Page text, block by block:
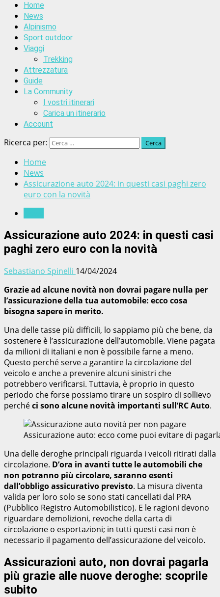
Home
News
Alpinismo
Sport outdoor
Viaggi
Trekking
Attrezzatura
Guide
La Community
I vostri itinerari
Carica un itinerario
Account
Ricerca per:
Home
News
Assicurazione auto 2024: in questi casi paghi zero
euro con la novità
Assicurazione auto 2024: in questi casi
paghi zero euro con la novità
Sebastiano Spinelli 14/04/2024
Grazie ad alcune novità non dovrai pagare nulla per
l’assicurazione della tua automobile: ecco cosa
bisogna sapere in merito.
Una delle tasse più difficili, lo sappiamo più che bene, da
sostenere è l’assicurazione dell’automobile. Viene pagata
da milioni di italiani e non è possibile farne a meno.
Questo perché serve a garantire la circolazione del
veicolo e anche a prevenire alcuni sinistri che
potrebbero verificarsi. Tuttavia, è proprio in questo
periodo che forse possiamo tirare un sospiro di sollievo
perchéci sono alcune novità importanti sull’RC Auto.
Assicurazione auto: ecco come puoi evitare di
Una delle deroghe principali riguarda i veicoli ritirati dalla
circolazione. D’ora in avanti tutte le automobili che
non potranno più circolare, saranno esenti
dall’obbligo assicurativo previsto. La misura diventa
valida per loro solo se sono stati cancellati dal PRA
(Pubblico Registro Automobilistico). E le ragioni devono
riguardare demolizioni, revoche della carta di
circolazione o esportazioni; in tutti questi casi non è
necessario il pagamento dell’assicurazione del veicolo.
Assicurazioni auto, non dovrai pagarla
più grazie alle nuove deroghe: scoprile
subito